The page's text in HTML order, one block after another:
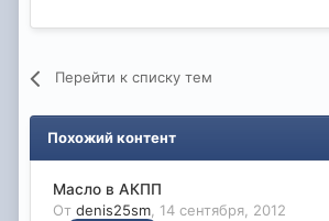
Перейти к списку тем
Похожий контент
Масло в АКПП
От denis25sm 14 сентября, 2012